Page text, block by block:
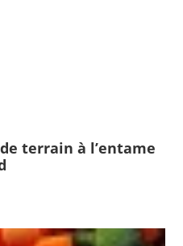
terrain à l’entame